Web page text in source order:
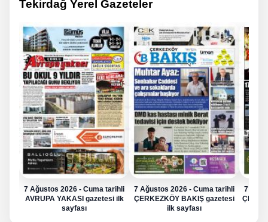
Tekirdağ Yerel Gazeteler
7 Ağustos 2026 - Cuma tarihli
AVRUPA YAKASI gazetesi ilk
sayfası
7 Ağustos 2026 - Cuma tarihli
ÇERKEZKÖY BAKIŞ gazetesi
ilk sayfası
7